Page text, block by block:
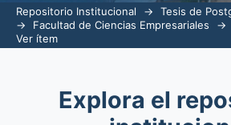
Repositorio Institucional → Tesis de
→
Facultad de Ciencias Empresariales →
Ver ítem
Explora el